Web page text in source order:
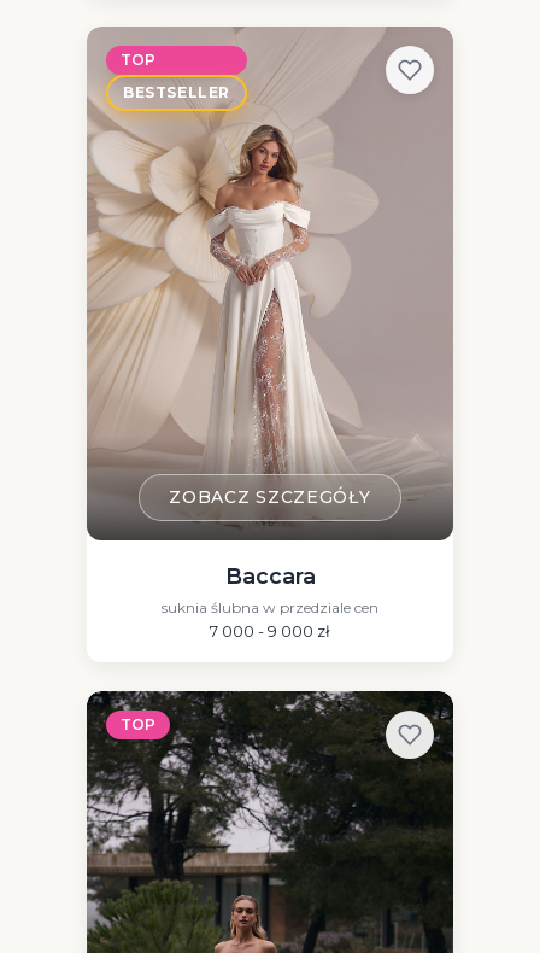
TOP
BESTSELLER
ZOBACZ SZCZEGÓŁY
Baccara
suknia ślubna w przedziale cen
7 000 - 9 000 zł
TOP